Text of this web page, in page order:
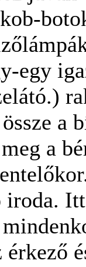
egy
a
a
iroda.